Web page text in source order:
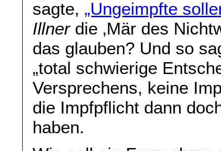
sagte, „Ungeimpfte
Illnerdie ‚Mär des
das glauben? Und so
„total schwierige
Versprechens, keine
die Impfpflicht dann
haben.